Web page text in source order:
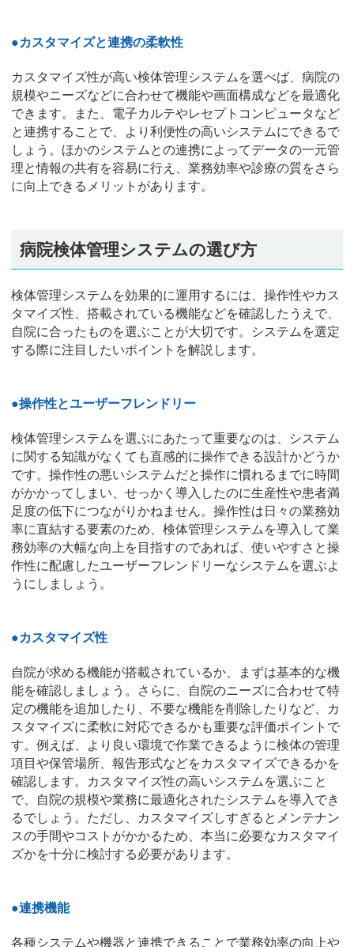
●カスタマイズと連携の柔軟性
カスタマイズ性が高い検体管理システムを選べば、病院の
規模やニーズなどに合わせて機能や画面構成などを最適化
できます。また、電子カルテやレセプトコンピュータなど
と連携することで、より利便性の高いシステムにできるで
しょう。ほかのシステムとの連携によってデータの一元管
理と情報の共有を容易に行え、業務効率や診療の質をさら
に向上できるメリットがあります。
病院検体管理システムの選び方
検体管理システムを効果的に運用するには、操作性やカス
タマイズ性、搭載されている機能などを確認したうえで、
自院に合ったものを選ぶことが大切です。システムを選定
する際に注目したいポイントを解説します。
●操作性とユーザーフレンドリー
検体管理システムを選ぶにあたって重要なのは、システム
に関する知識がなくても直感的に操作できる設計かどうか
です。操作性の悪いシステムだと操作に慣れるまでに時間
がかかってしまい、せっかく導入したのに生産性や患者満
足度の低下につながりかねません。操作性は日々の業務効
率に直結する要素のため、検体管理システムを導入して業
務効率の大幅な向上を目指すのであれば、使いやすさと操
作性に配慮したユーザーフレンドリーなシステムを選ぶよ
うにしましょう。
●カスタマイズ性
自院が求める機能が搭載されているか、まずは基本的な機
能を確認しましょう。さらに、自院のニーズに合わせて特
定の機能を追加したり、不要な機能を削除したりなど、カ
スタマイズに柔軟に対応できるかも重要な評価ポイントで
す。例えば、より良い環境で作業できるように検体の管理
項目や保管場所、報告形式などをカスタマイズできるかを
確認します。カスタマイズ性の高いシステムを選ぶこと
で、自院の規模や業務に最適化されたシステムを導入でき
るでしょう。ただし、カスタマイズしすぎるとメンテナン
スの手間やコストがかかるため、本当に必要なカスタマイ
ズかを十分に検討する必要があります。
●連携機能
各種システムや機器と連携できることで業務効率の向上や